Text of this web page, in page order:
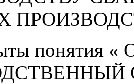
понятия